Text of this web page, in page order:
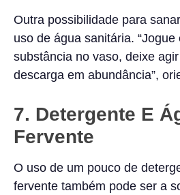
Outra possibilidade para
uso de água sanitária.
substância no vaso, deixe
descarga em abundância”,
7. Detergente E
Fervente
O uso de um pouco de
fervente também pode ser a